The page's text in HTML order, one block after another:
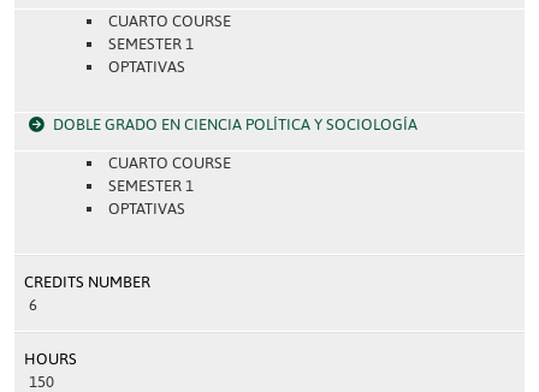
CUARTO COURSE
SEMESTER 1
OPTATIVAS
DOBLE GRADO EN CIENCIA POLÍTICA Y SOCIOLOGÍA
CUARTO COURSE
SEMESTER 1
OPTATIVAS
CREDITS NUMBER
6
HOURS
150